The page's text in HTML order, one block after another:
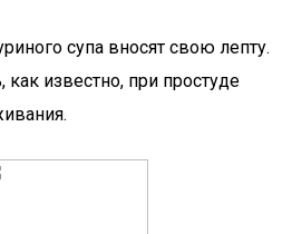
супа вносят свою лепту.
известно, при простуде